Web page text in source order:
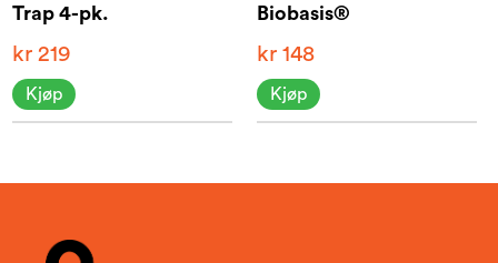
Trap 4-pk.
kr 219
Kjøp
Biobasis®
kr 148
Kjøp